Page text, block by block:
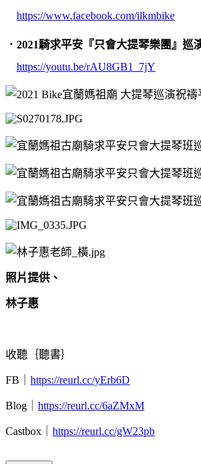
https://www.facebook.com/ilkmbike
． 2021騎求平安『只會大提琴樂團』巡
https://youtu.be/rAU8GB1_7jY
照片提供、
林子惠
收聽｛聽書｝
FB https://reurl.cc/yErb6D
Blog https://reurl.cc/6aZMxM
Castbox https://reurl.cc/gW23pb